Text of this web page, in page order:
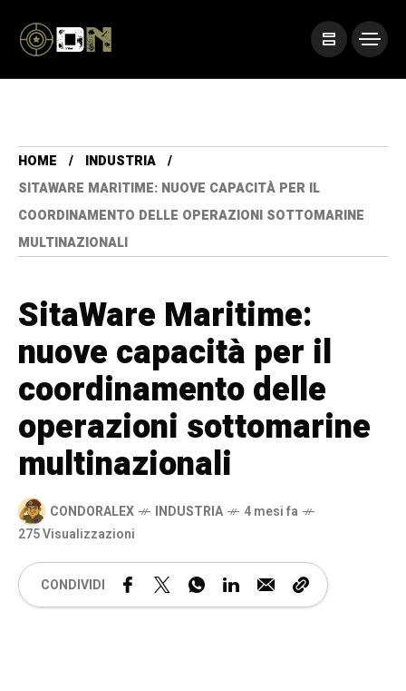
HOME
INDUSTRIA
SITAWARE MARITIME: NUOVE CAPACITÀ PER IL
COORDINAMENTO DELLE OPERAZIONI SOTTOMARINE
MULTINAZIONALI
SitaWare Maritime:
nuove capacità per il
coordinamento delle
operazioni sottomarine
multinazionali
CONDORALEX INDUSTRIA
4 mesi fa
275 Visualizzazioni
CONDIVIDI